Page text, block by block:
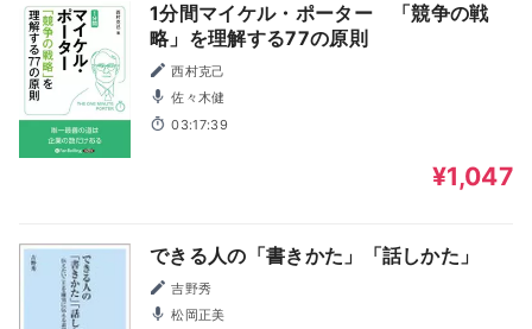
1分間マイケル・ポーター 「競争の戦
略」を理解する77の原則
西村克己
佐々木健
03:17:39
¥1,047
できる人の「書きかた」「話しかた」
吉野秀
松岡正美